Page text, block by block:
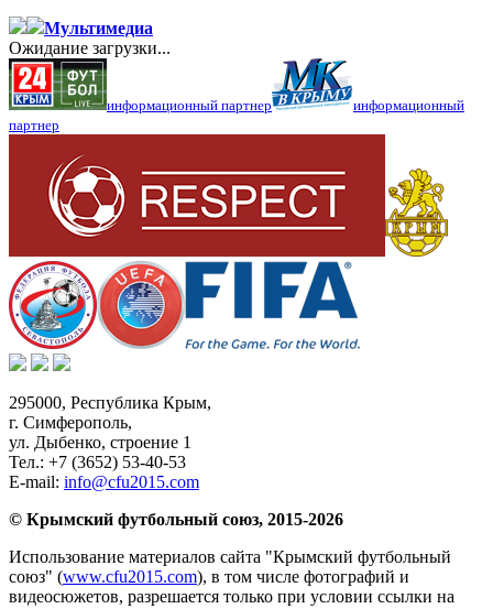
Мультимедиа
Ожидание загрузки...
информационный партнер
информационный
партнер
295000, Республика Крым,
г. Симферополь,
ул. Дыбенко, строение 1
Тел.: +7 (3652) 53-40-53
E-mail: info@cfu2015.com
© Крымский футбольный союз, 2015-2026
Использование материалов сайта "Крымский футбольный
союз" (www.cfu2015.com), в том числе фотографий и
видеосюжетов, разрешается только при условии ссылки на